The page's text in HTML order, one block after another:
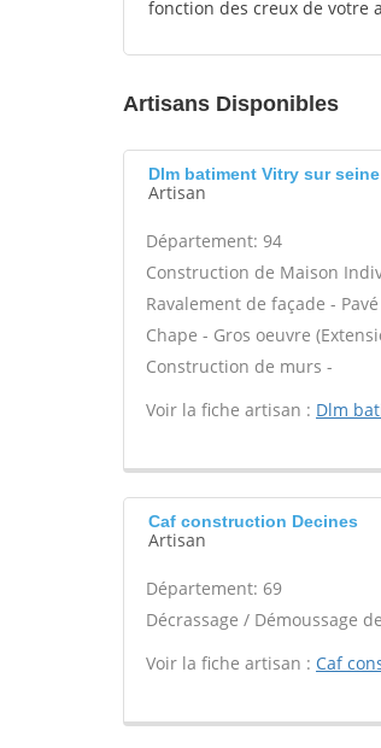
fonction des creux de votre
Artisans Disponibles
Dlm batiment Vitry sur seine
Artisan
Département: 94
Construction de Maison
Ravalement de façade -
Chape - Gros oeuvre
Construction de murs -
Voir la fiche artisan : Dlm
Caf construction Decines
Artisan
Département: 69
Décrassage / Démoussage
Voir la fiche artisan : Caf